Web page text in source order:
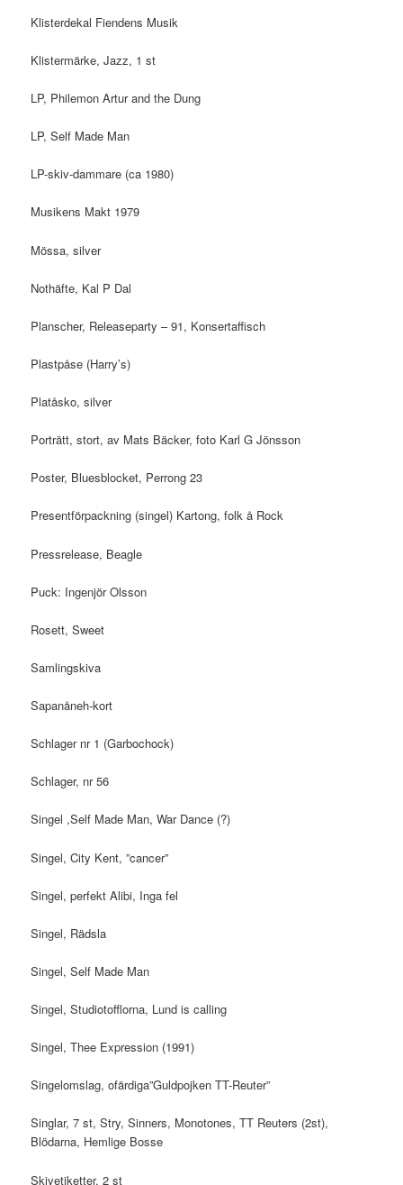
Klisterdekal Fiendens Musik
Klistermärke, Jazz, 1 st
LP, Philemon Artur and the Dung
LP, Self Made Man
LP-skiv-dammare (ca 1980)
Musikens Makt 1979
Mössa, silver
Nothäfte, Kal P Dal
Planscher, Releaseparty – 91, Konsertaffisch
Plastpåse (Harry’s)
Platåsko, silver
Porträtt, stort, av Mats Bäcker, foto Karl G Jönsson
Poster, Bluesblocket, Perrong 23
Presentförpackning (singel) Kartong, folk å Rock
Pressrelease, Beagle
Puck: Ingenjör Olsson
Rosett, Sweet
Samlingskiva
Sapanåneh-kort
Schlager nr 1 (Garbochock)
Schlager, nr 56
Singel ,Self Made Man, War Dance (?)
Singel, City Kent, ”cancer”
Singel, perfekt Alibi, Inga fel
Singel, Rädsla
Singel, Self Made Man
Singel, Studiotofflorna, Lund is calling
Singel, Thee Expression (1991)
Singelomslag, ofärdiga”Guldpojken TT-Reuter”
Singlar, 7 st, Stry, Sinners, Monotones, TT Reuters (2st),
Blödarna, Hemlige Bosse
Skivetiketter, 2 st